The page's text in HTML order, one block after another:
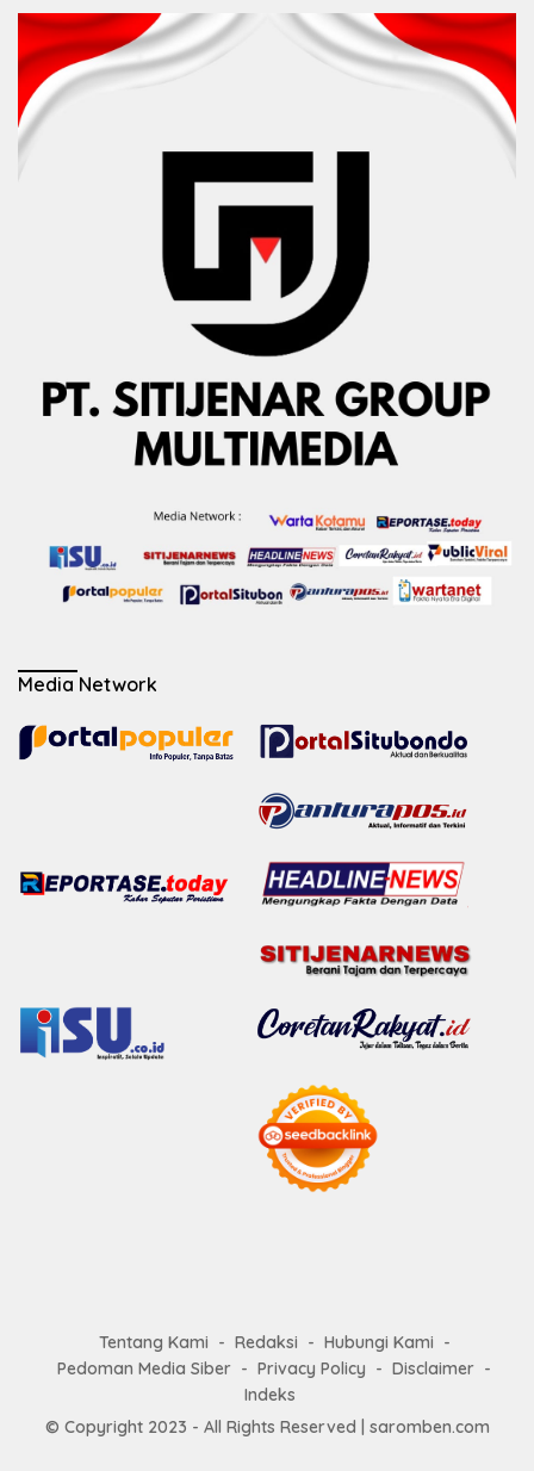
Media Network
Tentang Kami Redaksi
Hubungi Kami
Privacy Policy